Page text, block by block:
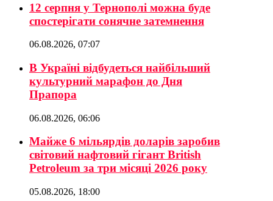
12 серпня у Тернополі можна буде
спостерігати сонячне затемнення
06.08.2026, 07:07
В Україні відбудеться найбільший
культурний марафон до Дня
Прапора
06.08.2026, 06:06
Майже 6 мільярдів доларів заробив
світовий нафтовий гігант British
Petroleum за три місяці 2026 року
05.08.2026, 18:00